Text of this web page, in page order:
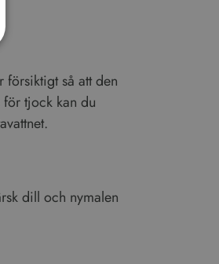
så att den
för tjock kan du
dill och nymalen